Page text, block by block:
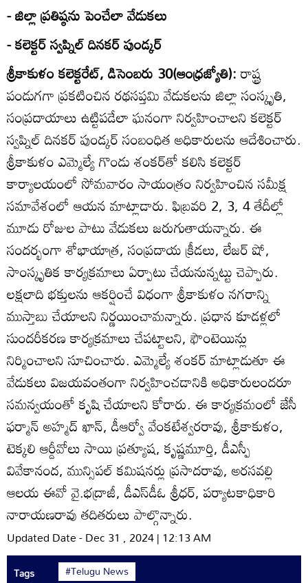
- జిల్లా ప్రతిష్ఠను పెంచేలా వేడుకలు
- కలెక్టర్‌ స్వప్నిల్‌ దినకర్‌ పుండ్కర్‌
శ్రీకాకుళం కలెక్టరేట్‌, డిసెంబరు 30(ఆంధ్రజ్యోతి):రాష్ట్ర
పండుగగా ప్రకటించిన రథసప్తమి వేడుకలను జిల్లా సంస్కృతి,
సంప్రదాయాలు ఉట్టిపడేలా ఘనంగా నిర్వహించాలని కలెక్టర్‌
స్వప్నిల్‌ దినకర్‌ పుండ్కర్‌ సంబంధిత అధికారులను ఆదేశించారు.
శ్రీకాకుళం ఎమ్మెల్యే గొండు శంకర్‌తో కలిసి కలెక్టర్‌
కార్యాలయంలో సోమవారం సాయంత్రం నిర్వహించిన సమీక్ష
సమావేశంలో ఆయన మాట్లాడారు. ఫిబ్రవరి 2, 3, 4 తేదీల్లో
మూడు రోజుల పాటు వేడుకలు జరుగుతాయన్నారు. ఈ
సందర్భంగా శోభాయాత్ర, సంప్రదాయ క్రీడలు, లేజర్‌ షో,
సాంస్కృతిక కార్యక్రమాలు ఏర్పాటు చేయనున్నట్టు చెప్పారు.
లక్షలాది భక్తులను ఆకర్షించే విధంగా శ్రీకాకుళం నగరాన్ని
ముస్తాబు చేయాలని నిర్ణయించామన్నారు. ప్రధాన కూడళ్లలో
సుందరీకరణ కార్యక్రమాలు చేపట్టాలని, ఫౌంటెయిన్లు
నిర్మించాలని సూచించారు. ఎమ్మెల్యే శంకర్‌ మాట్లాడుతూ ఈ
వేడుకలు విజయవంతంగా నిర్వహించడానికి అధికారులందరూ
సమన్వయంతో కృషి చేయాలని కోరారు. ఈ కార్యక్రమంలో జేసీ
ఫర్మాన్‌ అహ్మద్‌ ఖాన్‌, డీఆర్వో వేంకటేశ్వరరావు, శ్రీకాకుళం,
టెక్కలి ఆర్డీవోలు సాయి ప్రత్యూష, కృష్ణమూర్తి, డీఎస్పీ
వివేకానంద, మున్సిపల్‌ కమిషనర్లు ప్రసాదరావు, అరసవల్లి
ఆలయ ఈవో వై.భద్రాజీ, డీఎస్‌డీఓ శ్రీధర్‌, పర్యాటకాధికారి
నారాయణరావు తదితరులు పాల్గొన్నారు.
Updated Date - Dec 31 , 2024 | 12:13 AM
Tags #Telugu News